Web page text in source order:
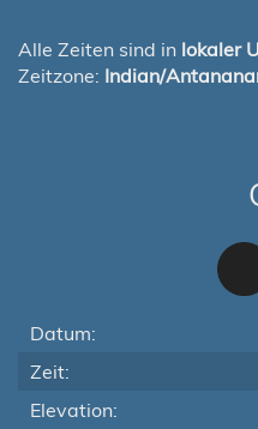
Alle Zeiten sind in lokaler
Zeitzone: Indian/
Datum:
Zeit:
Elevation: